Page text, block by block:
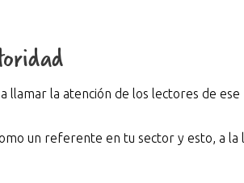
llamar la atención de los lectores de
un referente en tu sector y esto, a